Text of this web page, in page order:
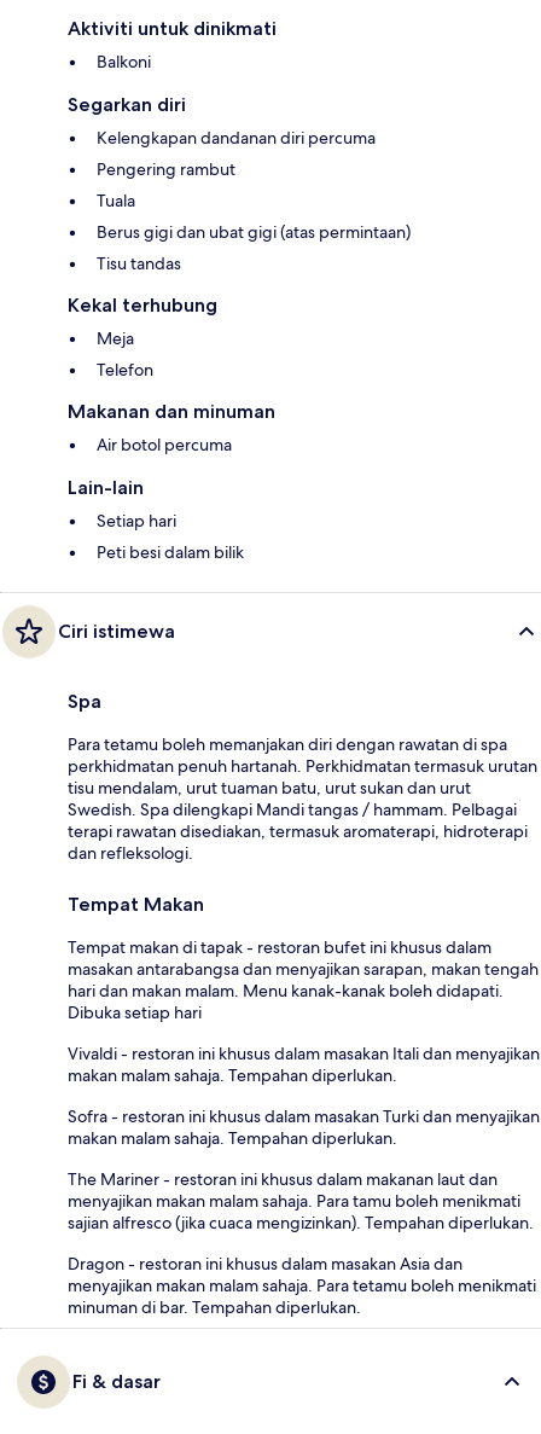
Aktiviti untuk dinikmati
Balkoni
Segarkan diri
Kelengkapan dandanan diri percuma
Pengering rambut
Tuala
Berus gigi dan ubat gigi (atas permintaan)
Tisu tandas
Kekal terhubung
Meja
Telefon
Makanan dan minuman
Air botol percuma
Lain-lain
Setiap hari
Peti besi dalam bilik
Ciri istimewa
Spa
Para tetamu boleh memanjakan diri dengan rawatan di spa
perkhidmatan penuh hartanah. Perkhidmatan termasuk urutan
tisu mendalam, urut tuaman batu, urut sukan dan urut
Swedish. Spa dilengkapi Mandi tangas / hammam. Pelbagai
terapi rawatan disediakan, termasuk aromaterapi, hidroterapi
dan refleksologi.
Tempat Makan
Tempat makan di tapak - restoran bufet ini khusus dalam
masakan antarabangsa dan menyajikan sarapan, makan tengah
hari dan makan malam. Menu kanak-kanak boleh didapati.
Dibuka setiap hari
Vivaldi - restoran ini khusus dalam masakan Itali dan menyajikan
makan malam sahaja. Tempahan diperlukan.
Sofra - restoran ini khusus dalam masakan Turki dan menyajikan
makan malam sahaja. Tempahan diperlukan.
The Mariner - restoran ini khusus dalam makanan laut dan
menyajikan makan malam sahaja. Para tamu boleh menikmati
sajian alfresco (jika cuaca mengizinkan). Tempahan diperlukan.
Dragon - restoran ini khusus dalam masakan Asia dan
menyajikan makan malam sahaja. Para tetamu boleh menikmati
minuman di bar. Tempahan diperlukan.
Fi & dasar